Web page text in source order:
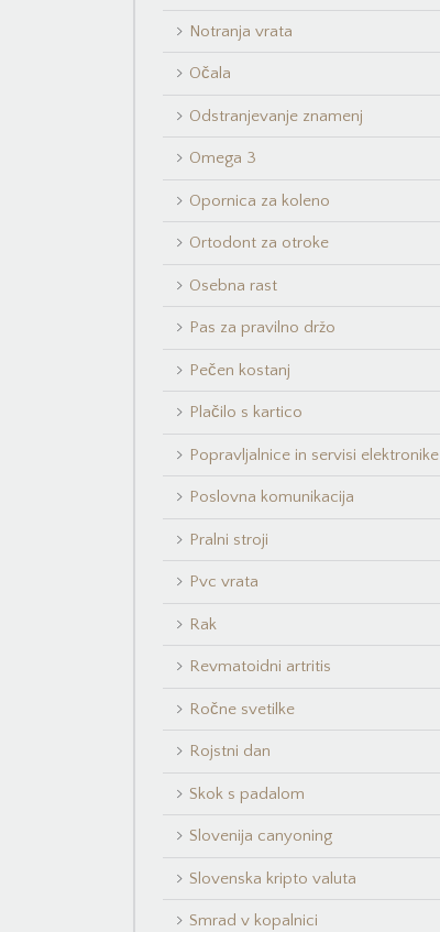
Notranja vrata
Očala
Odstranjevanje znamenj
Omega 3
Opornica za koleno
Ortodont za otroke
Osebna rast
Pas za pravilno držo
Pečen kostanj
Plačilo s kartico
Popravljalnice in servisi elektronike
Poslovna komunikacija
Pralni stroji
Pvc vrata
Rak
Revmatoidni artritis
Ročne svetilke
Rojstni dan
Skok s padalom
Slovenija canyoning
Slovenska kripto valuta
Smrad v kopalnici